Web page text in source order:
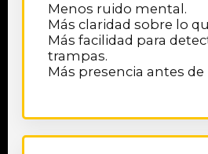
Menos ruido mental.
Más claridad sobre lo
Más facilidad para
trampas.
Más presencia antes de